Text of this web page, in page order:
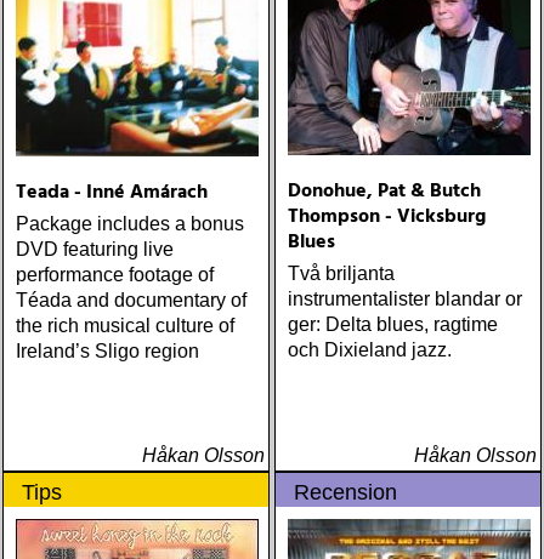
Teada - Inné Amárach
Package includes a bonus
DVD featuring live
performance footage of
Téada and documentary of
the rich musical culture of
Ireland’s Sligo region
Håkan Olsson
Donohue, Pat & Butch
Thompson - Vicksburg
Blues
Två briljanta
instrumentalister blandar or
ger: Delta blues, ragtime
och Dixieland jazz.
Håkan Olsson
Tips Recension